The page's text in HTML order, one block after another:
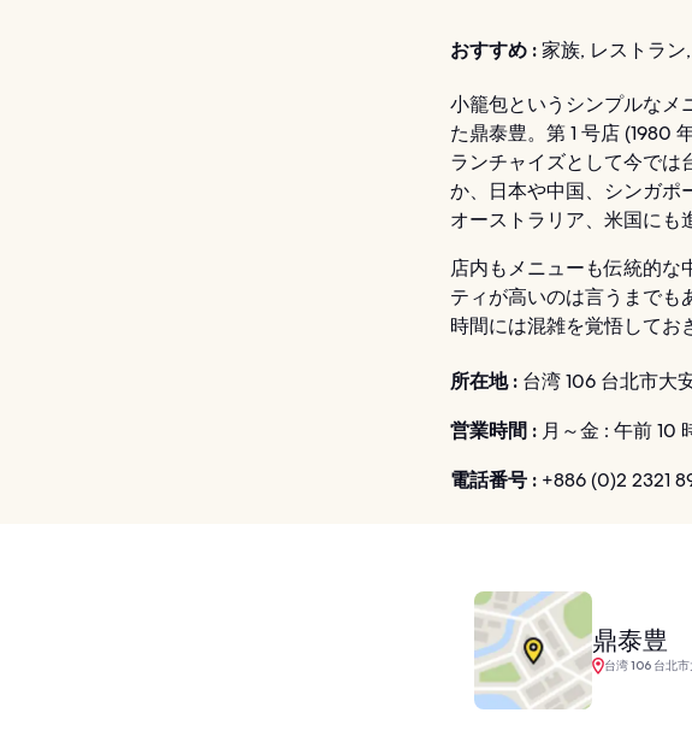
おすすめ : 家族, レストラ
小籠包というシンプルなメ
た鼎泰豊。第 1 号店 (1980
ランチャイズとして今では
か、日本や中国、シンガポ
オーストラリア、米国にも
店内もメニューも伝統的な
ティが高いのは言うまでも
時間には混雑を覚悟してお
所在地 : 台湾 106 台北市大
営業時間 : 月～金 : 午前 10
電話番号 : +886 (0)2 2321
鼎泰豊
台湾 106 台北